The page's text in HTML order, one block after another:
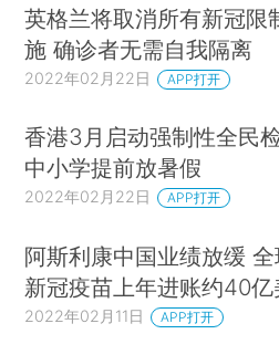
英格兰将取消所有新冠限
施 确诊者无需自我隔离
2022年02月22日 APP打开
香港3月启动强制性全民
中小学提前放暑假
2022年02月22日 APP打开
阿斯利康中国业绩放缓 全
新冠疫苗上年进账约40亿
2022年02月11日 APP打开